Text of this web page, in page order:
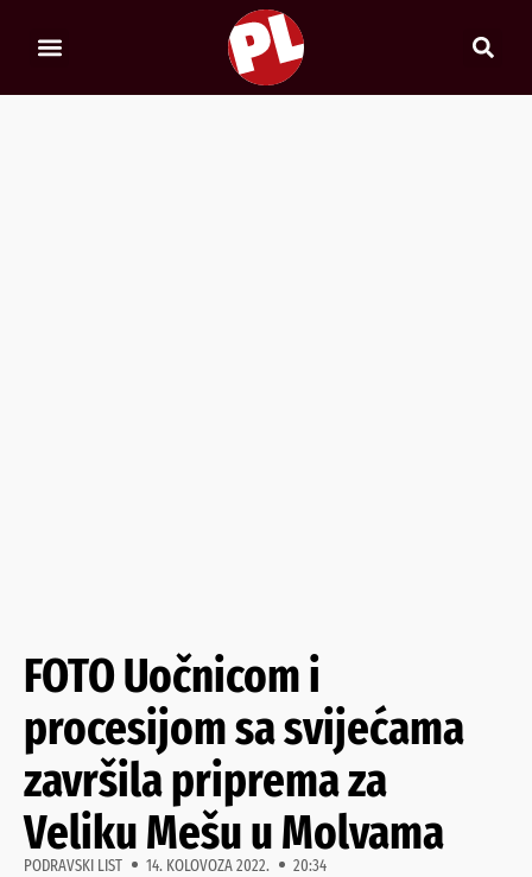
FOTO Uočnicom i
procesijom sa svijećama
završila priprema za
Veliku Mešu u Molvama
PODRAVSKI LIST 14. KOLOVOZA 2022. 20:34